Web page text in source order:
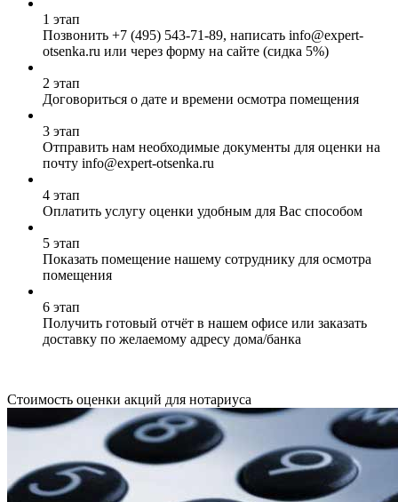
1 этап
Позвонить +7 (495) 543-71-89, написать info@expert-
otsenka.ru или через форму на сайте (сидка 5%)
2 этап
Договориться о дате и времени осмотра помещения
3 этап
Отправить нам необходимые документы для оценки на
почту info@expert-otsenka.ru
4 этап
Оплатить услугу оценки удобным для Вас способом
5 этап
Показать помещение нашему сотруднику для осмотра
помещения
6 этап
Получить готовый отчёт в нашем офисе или заказать
доставку по желаемому адресу дома/банка
Стоимость оценки акций для нотариуса